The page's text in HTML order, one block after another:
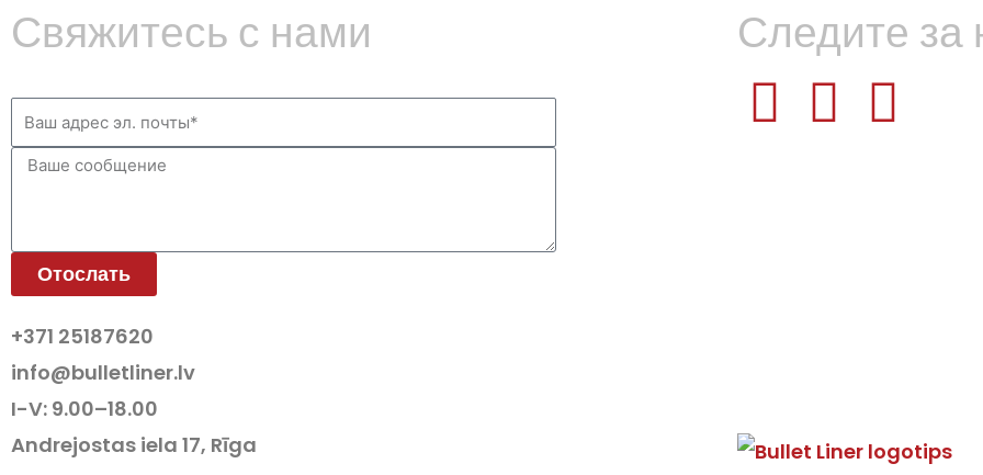
Свяжитесь с нами
Отослать
+371 25187620
info@bulletliner.lv
I-V: 9.00–18.00
Andrejostas iela 17, Rīga
Следите за